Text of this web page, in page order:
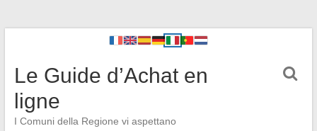
Le Guide d’Achat en
ligne
I Comuni della Regione vi aspettano